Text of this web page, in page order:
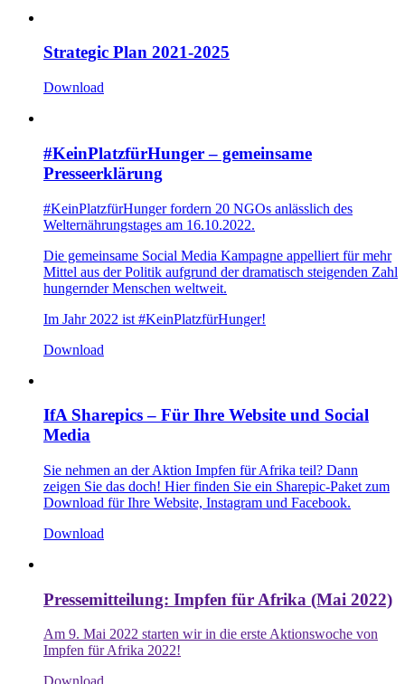
Strategic Plan 2021-2025
Download
#KeinPlatzfürHunger – gemeinsame
Presseerklärung
#KeinPlatzfürHunger fordern 20 NGOs anlässlich des
Welternährungstages am 16.10.2022.
Die gemeinsame Social Media Kampagne appelliert für mehr
Mittel aus der Politik aufgrund der dramatisch steigenden Zahl
hungernder Menschen weltweit.
Im Jahr 2022 ist #KeinPlatzfürHunger!
Download
IfA Sharepics – Für Ihre Website und Social
Media
Sie nehmen an der Aktion Impfen für Afrika teil? Dann
zeigen Sie das doch! Hier finden Sie ein Sharepic-Paket zum
Download für Ihre Website, Instagram und Facebook.
Download
Pressemitteilung: Impfen für Afrika (Mai 2022)
Am 9. Mai 2022 starten wir in die erste Aktionswoche von
Impfen für Afrika 2022!